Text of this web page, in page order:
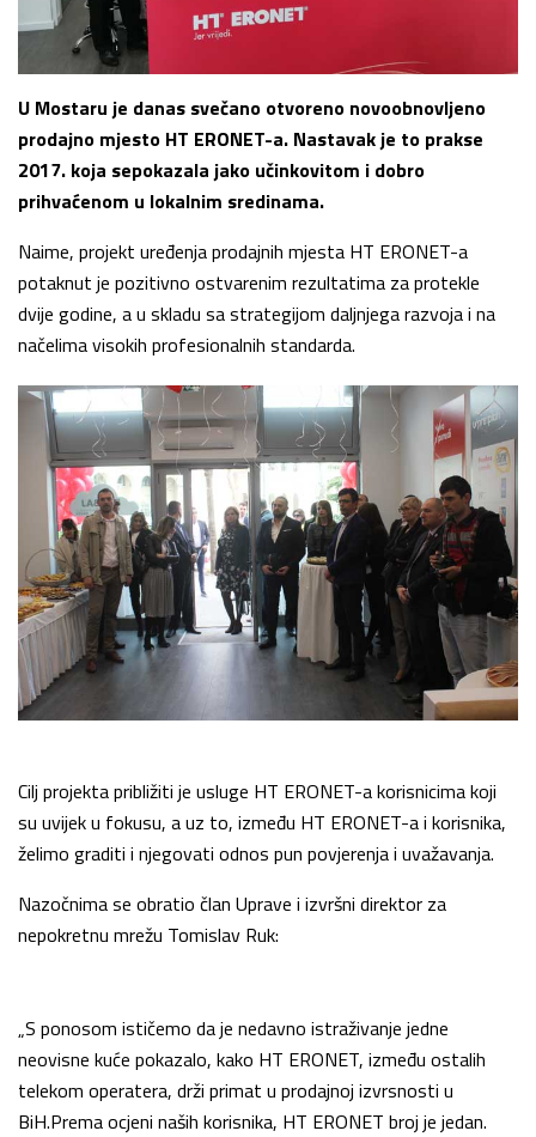
U Mostaru je danas svečano otvoreno novoobnovljeno
prodajno mjesto HT ERONET-a. Nastavak je to prakse
2017. koja sepokazala jako učinkovitom i dobro
prihvaćenom u lokalnim sredinama.
Naime, projekt uređenja prodajnih mjesta HT ERONET-a
potaknut je pozitivno ostvarenim rezultatima za protekle
dvije godine, a u skladu sa strategijom daljnjega razvoja i na
načelima visokih profesionalnih standarda.
Cilj projekta približiti je usluge HT ERONET-a korisnicima koji
su uvijek u fokusu, a uz to, između HT ERONET-a i korisnika,
želimo graditi i njegovati odnos pun povjerenja i uvažavanja.
Nazočnima se obratio član Uprave i izvršni direktor za
nepokretnu mrežu Tomislav Ruk:
„S ponosom ističemo da je nedavno istraživanje jedne
neovisne kuće pokazalo, kako HT ERONET, između ostalih
telekom operatera, drži primat u prodajnoj izvrsnosti u
BiH.Prema ocjeni naših korisnika, HT ERONET broj je jedan.